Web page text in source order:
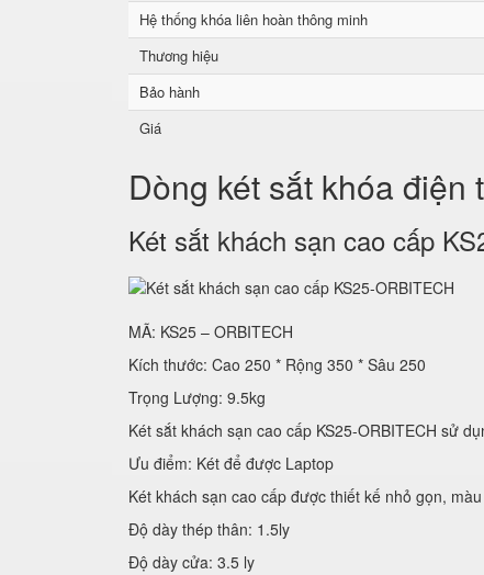
Hệ thống khóa liên hoàn thông minh
Thương hiệu
Bảo hành
Giá
Dòng két sắt khóa
Két sắt khách sạn cao cấp
MÃ: KS25 – ORBITECH
Kích thước: Cao 250 * Rộng 350 * Sâu 250
Trọng Lượng: 9.5kg
Két sắt khách sạn cao cấp KS25-ORBITECH sử
Ưu điểm: Két để được Laptop
Két khách sạn cao cấp được thiết kế nhỏ gọn,
Độ dày thép thân: 1.5ly
Độ dày cửa: 3.5 ly